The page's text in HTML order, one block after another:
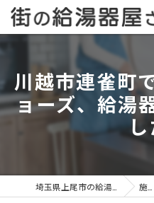
川越市連雀町
ョーズ、給湯
し
施工事例